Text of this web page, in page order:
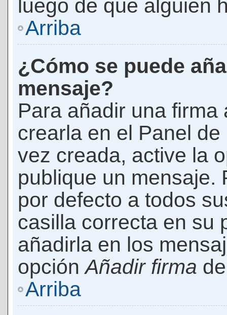
luego de que alguien
Arriba
¿Cómo se puede
mensaje?
Para añadir una
crearla en el Panel
vez creada, active la
publique un mensaje.
por defecto a todos
casilla correcta en su
añadirla en los
opciónAñadir firma
Arriba